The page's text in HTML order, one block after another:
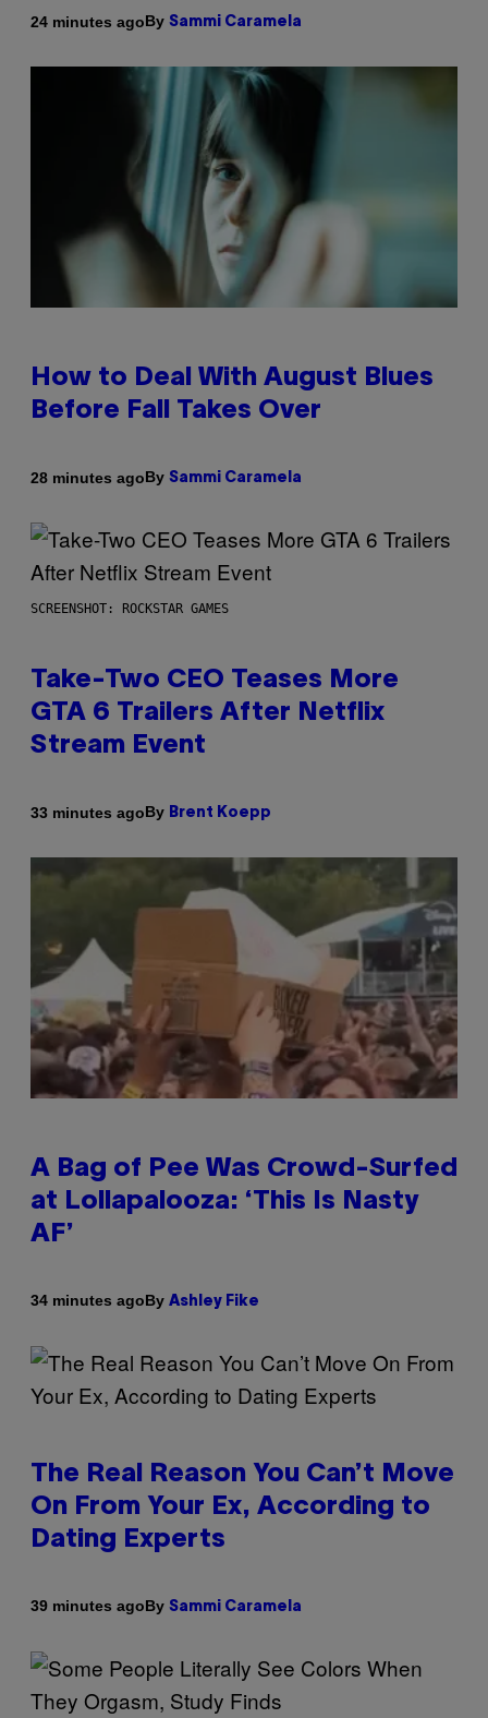
24 minutes agoBy Sammi Caramela
How to Deal With August Blues
Before Fall Takes Over
28 minutes agoBy Sammi Caramela
SCREENSHOT: ROCKSTAR GAMES
Take-Two CEO Teases More
GTA 6 Trailers After Netflix
Stream Event
33 minutes agoBy Brent Koepp
A Bag of Pee Was Crowd-Surfed
at Lollapalooza: ‘This Is Nasty
AF’
34 minutes agoBy Ashley Fike
The Real Reason You Can’t Move
On From Your Ex, According to
Dating Experts
39 minutes agoBy Sammi Caramela